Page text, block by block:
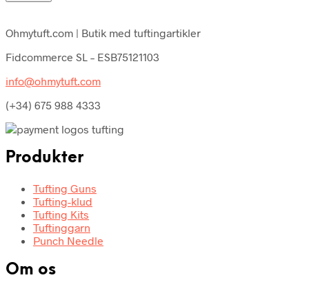
Ohmytuft.com | Butik med tuftingartikler
Fidcommerce SL – ESB75121103
info@ohmytuft.com
(+34) 675 988 4333
Produkter
Tufting Guns
Tufting-klud
Tufting Kits
Tuftinggarn
Punch Needle
Om os